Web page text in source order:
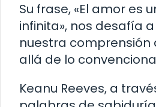
Su frase, «El amor es
infinita», nos desafía
nuestra comprensión
allá de lo
Keanu Reeves, a